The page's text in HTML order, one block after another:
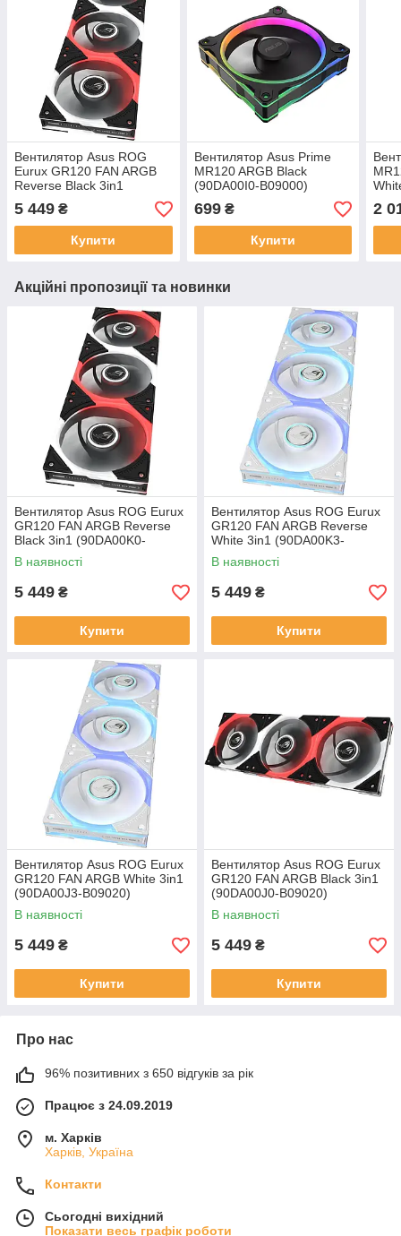
Вентилятор Asus ROG
Eurux GR120 FAN ARGB
Reverse Black 3in1
(90DA00K0-B09020)
5 449 ₴
Купити
Вентилятор Asus Prime
MR120 ARGB Black
(90DA00I0-B09000)
699₴
Купити
2
Акційні пропозиції та новинки
Вентилятор Asus ROG Eurux
GR120 FAN ARGB Reverse
Black 3in1 (90DA00K0-
B09020)
В наявності
5 449 ₴
Купити
Вентилятор Asus ROG Eurux
GR120 FAN ARGB Reverse
White 3in1 (90DA00K3-
B09020)
В наявності
5 449 ₴
Купити
Вентилятор Asus ROG Eurux
GR120 FAN ARGB White 3in1
(90DA00J3-B09020)
В наявності
5 449 ₴
Купити
Вентилятор Asus ROG Eurux
GR120 FAN ARGB Black 3in1
(90DA00J0-B09020)
В наявності
5 449 ₴
Купити
Про нас
96% позитивних з 650 відгуків за рік
Працює з 24.09.2019
м. Харків
Харків, Україна
Контакти
Сьогодні вихідний
Показати весь графік роботи